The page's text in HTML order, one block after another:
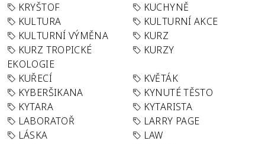
KRYŠTOF
KUCHYNĚ
KULTURA
KULTURNÍ AKCE
KULTURNÍ VÝMĚNA
KURZ
KURZ TROPICKÉ
EKOLOGIE
KURZY
KUŘECÍ
KVĚTÁK
KYBERŠIKANA
KYNUTÉ TĚSTO
KYTARA
KYTARISTA
LABORATOŘ
LARRY PAGE
LÁSKA
LAW